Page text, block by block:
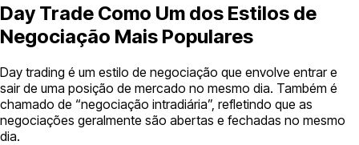
Day Trade Como Um dos Estilos de
Negociação Mais Populares
Day trading é um estilo de negociação que envolve entrar e
sair de uma posição de mercado no mesmo dia. Também é
chamado de “negociação intradiária”, refletindo que as
negociações geralmente são abertas e fechadas no mesmo
dia.